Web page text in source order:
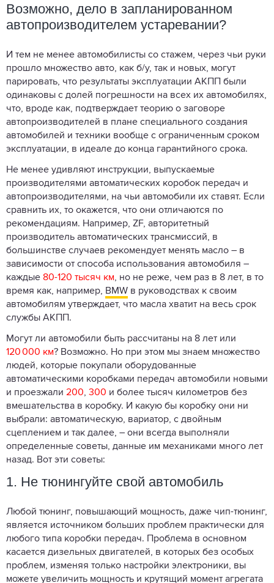
Возможно, дело в запланированном
автопроизводителем устаревании?
И тем не менее автомобилисты со стажем, через чьи руки
прошло множество авто, как б/у, так и новых, могут
парировать, что результаты эксплуатации АКПП были
одинаковы с долей погрешности на всех их автомобилях,
что, вроде как, подтверждает теорию о заговоре
автопроизводителей в плане специального создания
автомобилей и техники вообще с ограниченным сроком
эксплуатации, в идеале до конца гарантийного срока.
Не менее удивляют инструкции, выпускаемые
производителями автоматических коробок передач и
автопроизводителями, на чьи автомобили их ставят. Если
сравнить их, то окажется, что они отличаются по
рекомендациям. Например, ZF, авторитетный
производитель автоматических трансмиссий, в
большинстве случаев рекомендует менять масло – в
зависимости от способа использования автомобиля –
каждые 80-120 тысяч км, но не реже, чем раз в 8 лет, в то
время как, например, BMW в руководствах к своим
автомобилям утверждает, что масла хватит на весь срок
службы АКПП.
Могут ли автомобили быть рассчитаны на 8 лет или
120 000 км? Возможно. Но при этом мы знаем множество
людей, которые покупали оборудованные
автоматическими коробками передач автомобили новыми
и проезжали 200, 300 и более тысяч километров без
вмешательства в коробку. И какую бы коробку они ни
выбрали: автоматическую, вариатор, с двойным
сцеплением и так далее, – они всегда выполняли
определенные советы, данные им механиками много лет
назад. Вот эти советы:
1. Не тюнингуйте свой автомобиль
Любой тюнинг, повышающий мощность, даже чип-тюнинг,
является источником больших проблем практически для
любого типа коробки передач. Проблема в основном
касается дизельных двигателей, в которых без особых
проблем, изменяя только настройки электроники, вы
можете увеличить мощность и крутящий момент агрегата